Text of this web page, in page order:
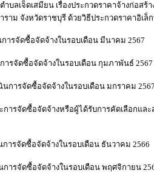
ำบลเจ็ดเสมียน เรื่องประกวดราคาจ้างก่อ
ราม จังหวัดราชบุรี ด้วยวิธีประกวดราคาอิเล็
ารจัดซื้อจัดจ้างในรอบเดือน มีนาคม 2567
ารจัดซื้อจัดจ้างในรอบเดือน กุมภาพันธ์ 2567
นการจัดซื้อจัดจ้างในรอบเดือน มกราคม
การจัดซื้อจัดจ้างหรือผู้ได้รับการคัดเลือกแล
การจัดซื้อจัดจ้างในรอบเดือน ธันวาคม 2566
การจัดซื้อจัดจ้างในรอบเดือน พฤศจิกายน